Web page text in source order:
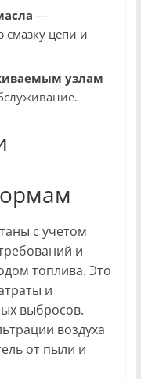
—
смазку цепи и
узлам
с учетом
и
топлива. Это
и
выбросов.
воздуха
от пыли и